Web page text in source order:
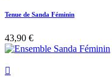
Tenue de Sanda Féminin
43,90 €
